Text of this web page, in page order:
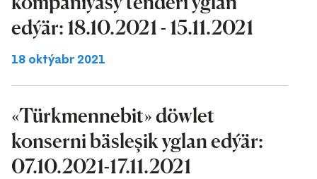
edýär: 18.10.2021 - 15.11.2021
18 oktýabr 2021
«Türkmennebit» döwlet
konserni bäsleşik yglan edýär:
07.10.2021-17.11.2021